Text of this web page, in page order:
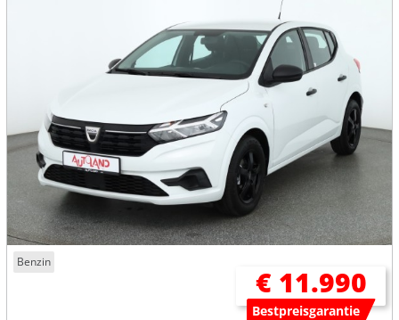
Benzin
€ 11.990
Bestpreisgarantie